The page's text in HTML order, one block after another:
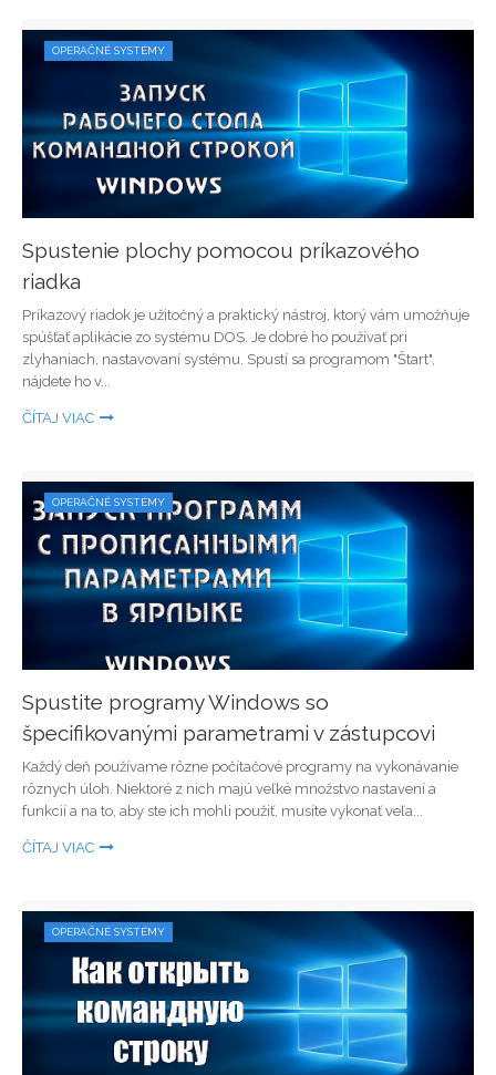
OPERAČNÉ SYSTÉMY
Spustenie plochy pomocou príkazového
riadka
Príkazový riadok je užitočný a praktický nástroj, ktorý vám umožňuje
spúšťať aplikácie zo systému DOS. Je dobré ho používať pri
zlyhaniach, nastavovaní systému. Spustí sa programom "Štart",
nájdete ho v...
ČÍTAJ VIAC
OPERAČNÉ SYSTÉMY
Spustite programy Windows so
špecifikovanými parametrami v zástupcovi
Každý deň používame rôzne počítačové programy na vykonávanie
rôznych úloh. Niektoré z nich majú veľké množstvo nastavení a
funkcií a na to, aby ste ich mohli použiť, musíte vykonať veľa...
ČÍTAJ VIAC
OPERAČNÉ SYSTÉMY